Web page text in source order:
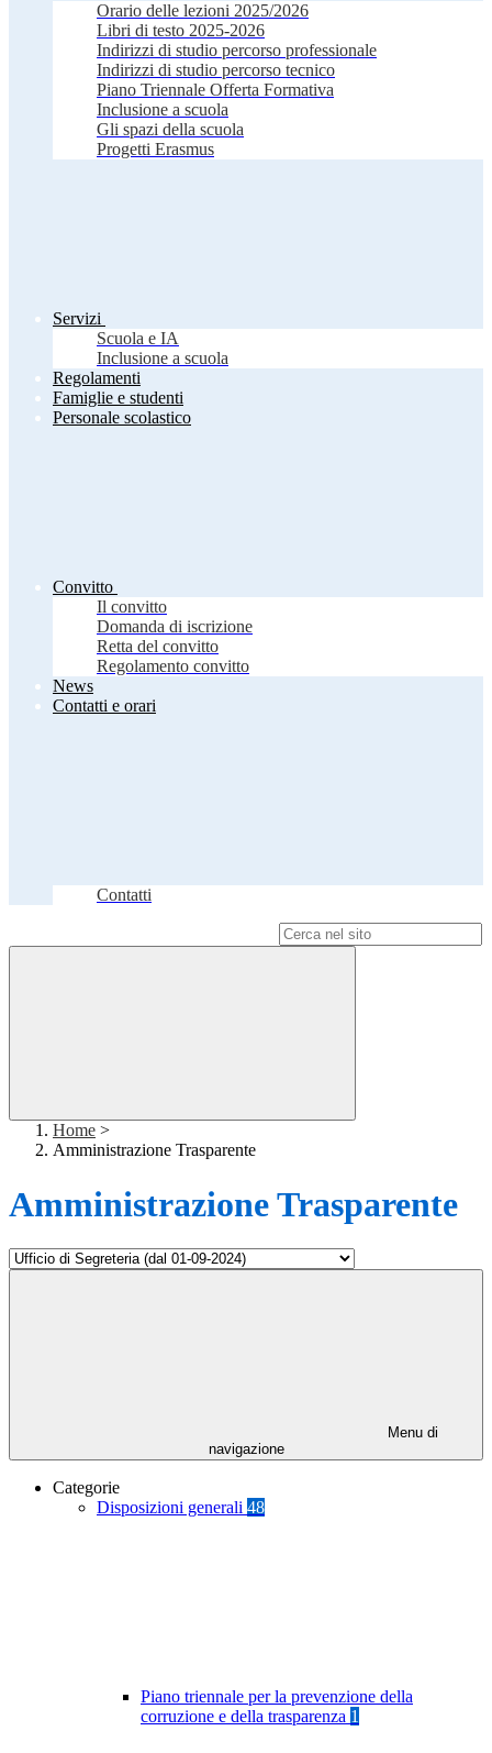
Orario delle lezioni 2025/2026
Libri di testo 2025-2026
Indirizzi di studio percorso professionale
Indirizzi di studio percorso tecnico
Piano Triennale Offerta Formativa
Inclusione a scuola
Gli spazi della scuola
Progetti Erasmus
Servizi
Scuola e IA
Inclusione a scuola
Regolamenti
Famiglie e studenti
Personale scolastico
Convitto
Il convitto
Domanda di iscrizione
Retta del convitto
Regolamento convitto
News
Contatti e orari
Contatti
Home >
Amministrazione Trasparente
Amministrazione Trasparente
Menu di
navigazione
Categorie
Disposizioni generali 48
Piano triennale per la prevenzione della
corruzione e della trasparenza 1